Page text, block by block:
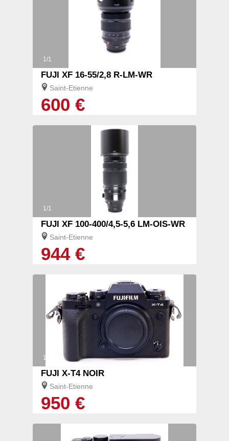
1/1
FUJI XF 16-55/2,8 R-LM-WR
Saint-Etienne
600 €
1/1
FUJI XF 100-400/4,5-5,6 LM-OIS-WR
Saint-Etienne
944 €
1/1
FUJI X-T4 NOIR
Saint-Etienne
950 €